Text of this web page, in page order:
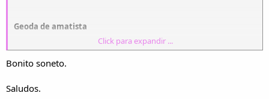
Geoda de amatista
No brilla más la luz de un internista.
Me duele esta partida deshilada.
Mi alma está cansada, aún no lista.
Click para expandir ...
Bonito soneto.
Saludos.